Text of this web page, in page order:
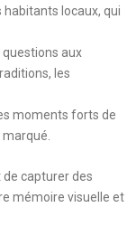
locaux, qui
questions aux
les
moments forts de
capturer des
mémoire visuelle et